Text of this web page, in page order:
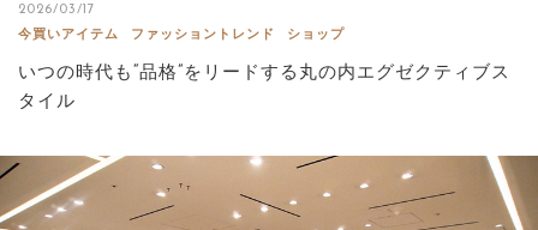
2026/03/17
今買いアイテム
ファッショントレンド ショップ
いつの時代も“品格”をリードする丸の内エグゼクティブス
タイル